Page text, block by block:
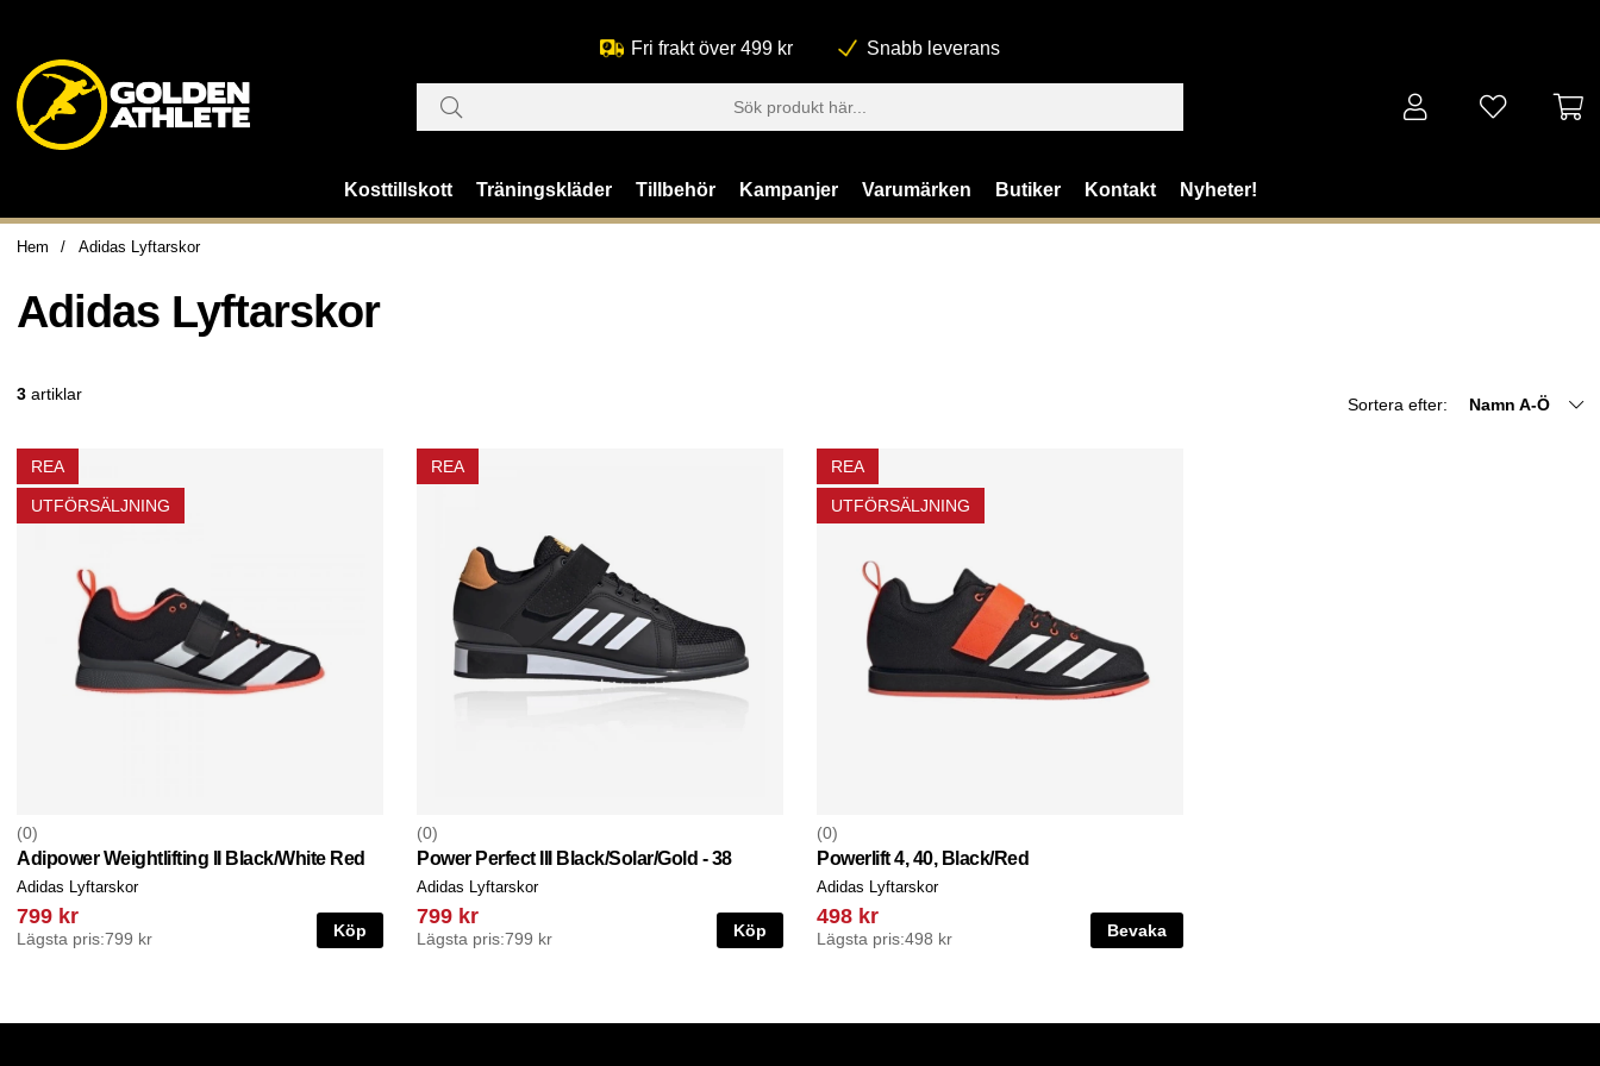
Fri frakt över 499 kr Snabb leverans
Kosttillskott Träningskläder Tillbehör Kampanjer Varumärken Butiker Kontakt Nyheter!
Hem Adidas Lyftarskor
Adidas Lyftarskor
3 artiklar
Sortera efter: Namn A-Ö
REA
UTFÖRSÄLJNING
0
Adipower Weightlifting II Black/White Red
Adidas Lyftarskor
799 kr
Lägsta pris:799 kr Köp
REA
0
Power Perfect III Black/Solar/Gold - 38
Adidas Lyftarskor
799 kr
Lägsta pris:799 kr Köp
REA
UTFÖRSÄLJNING
0
Powerlift 4, 40, Black/Red
Adidas Lyftarskor
498 kr
Lägsta pris:498 kr Bevaka